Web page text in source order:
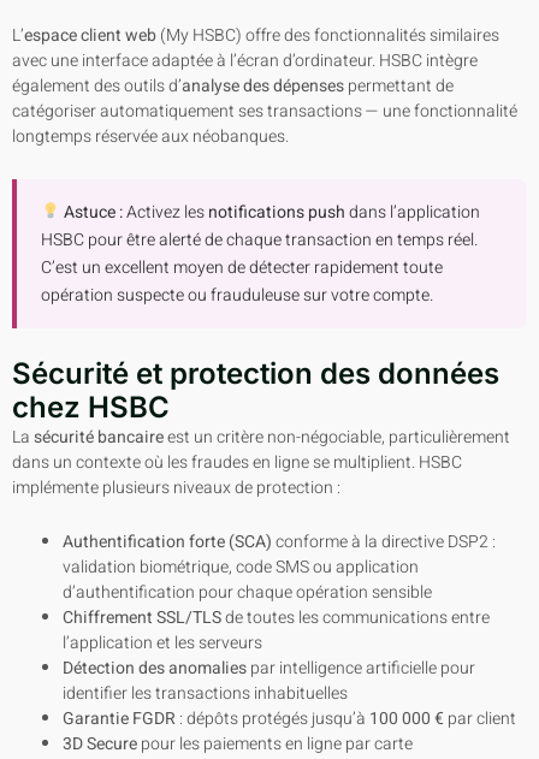
L’espace client web(My HSBC) offre des fonctionnalités similaires
avec une interface adaptée à l’écran d’ordinateur. HSBC intègre
également des outils d’analyse des dépensespermettant de
catégoriser automatiquement ses transactions — une fonctionnalité
longtemps réservée aux néobanques.
Astuce :Activez lesnotifications pushdans l’application
HSBC pour être alerté de chaque transaction en temps réel.
C’est un excellent moyen de détecter rapidement toute
opération suspecte ou frauduleuse sur votre compte.
Sécurité et protection des données
chez HSBC
Lasécurité bancaireest un critère non-négociable, particulièrement
dans un contexte où les fraudes en ligne se multiplient. HSBC
implémente plusieurs niveaux de protection :
Authentification forte (SCA)conforme à la directive DSP2 :
validation biométrique, code SMS ou application
d’authentification pour chaque opération sensible
Chiffrement SSL/TLSde toutes les communications entre
l’application et les serveurs
Détection des anomaliespar intelligence artificielle pour
identifier les transactions inhabituelles
Garantie FGDR: dépôts protégés jusqu’à 100 000 €par client
3D Securepour les paiements en ligne par carte